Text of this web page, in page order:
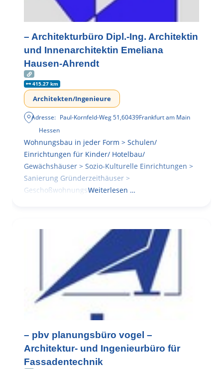
– Architekturbüro Dipl.-Ing. Architektin
und Innenarchitektin Emeliana
Hausen-Ahrendt
415.27 km
Architekten/Ingenieure
Adresse: Paul-Kornfeld-Weg 51,60439Frankfurt am Main
Hessen
Wohnungsbau in jeder Form > Schulen/
Einrichtungen für Kinder/ Hotelbau/
Gewächshäuser > Sozio-Kulturelle Einrichtungen >
Sanierung Gründerzeithäuser >
GeschoßwohnungsbauWeiterlesen …
– pbv planungsbüro vogel –
Architektur- und Ingenieurbüro für
Fassadentechnik